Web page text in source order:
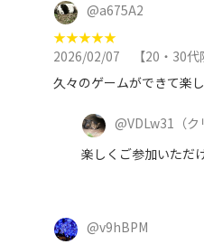
@a675A2
★★★★★
2026/02/07
【20・30
久々のゲームができて楽
@VDLw31 （
楽しくご参加いただ
@v9hBPM